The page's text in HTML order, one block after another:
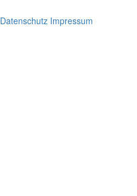
Datenschutz Impressum